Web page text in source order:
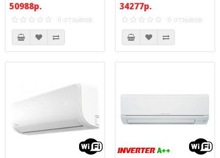
50988р.
0 отзывов
34277р.
0 отзывов